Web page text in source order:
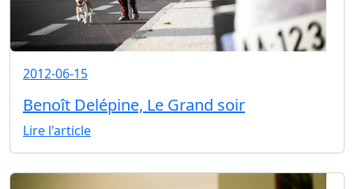
2012-06-15
Benoît Delépine, Le Grand soir
Lire l'article